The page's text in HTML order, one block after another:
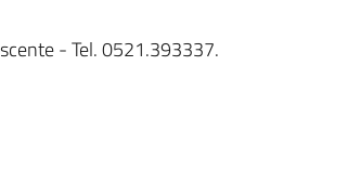
- Tel. 0521.393337.